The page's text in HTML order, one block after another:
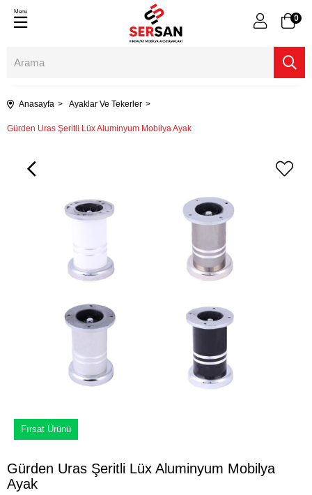
0
Menu
Anasayfa Ayaklar Ve Tekerler
Gürden Uras Şeritli Lüx Aluminyum Mobilya Ayak
Fırsat Ürünü
Gürden Uras Şeritli Lüx Aluminyum Mobilya
Ayak